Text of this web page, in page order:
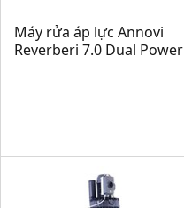
Máy rửa áp lực Annovi
Reverberi 7.0 Dual Power